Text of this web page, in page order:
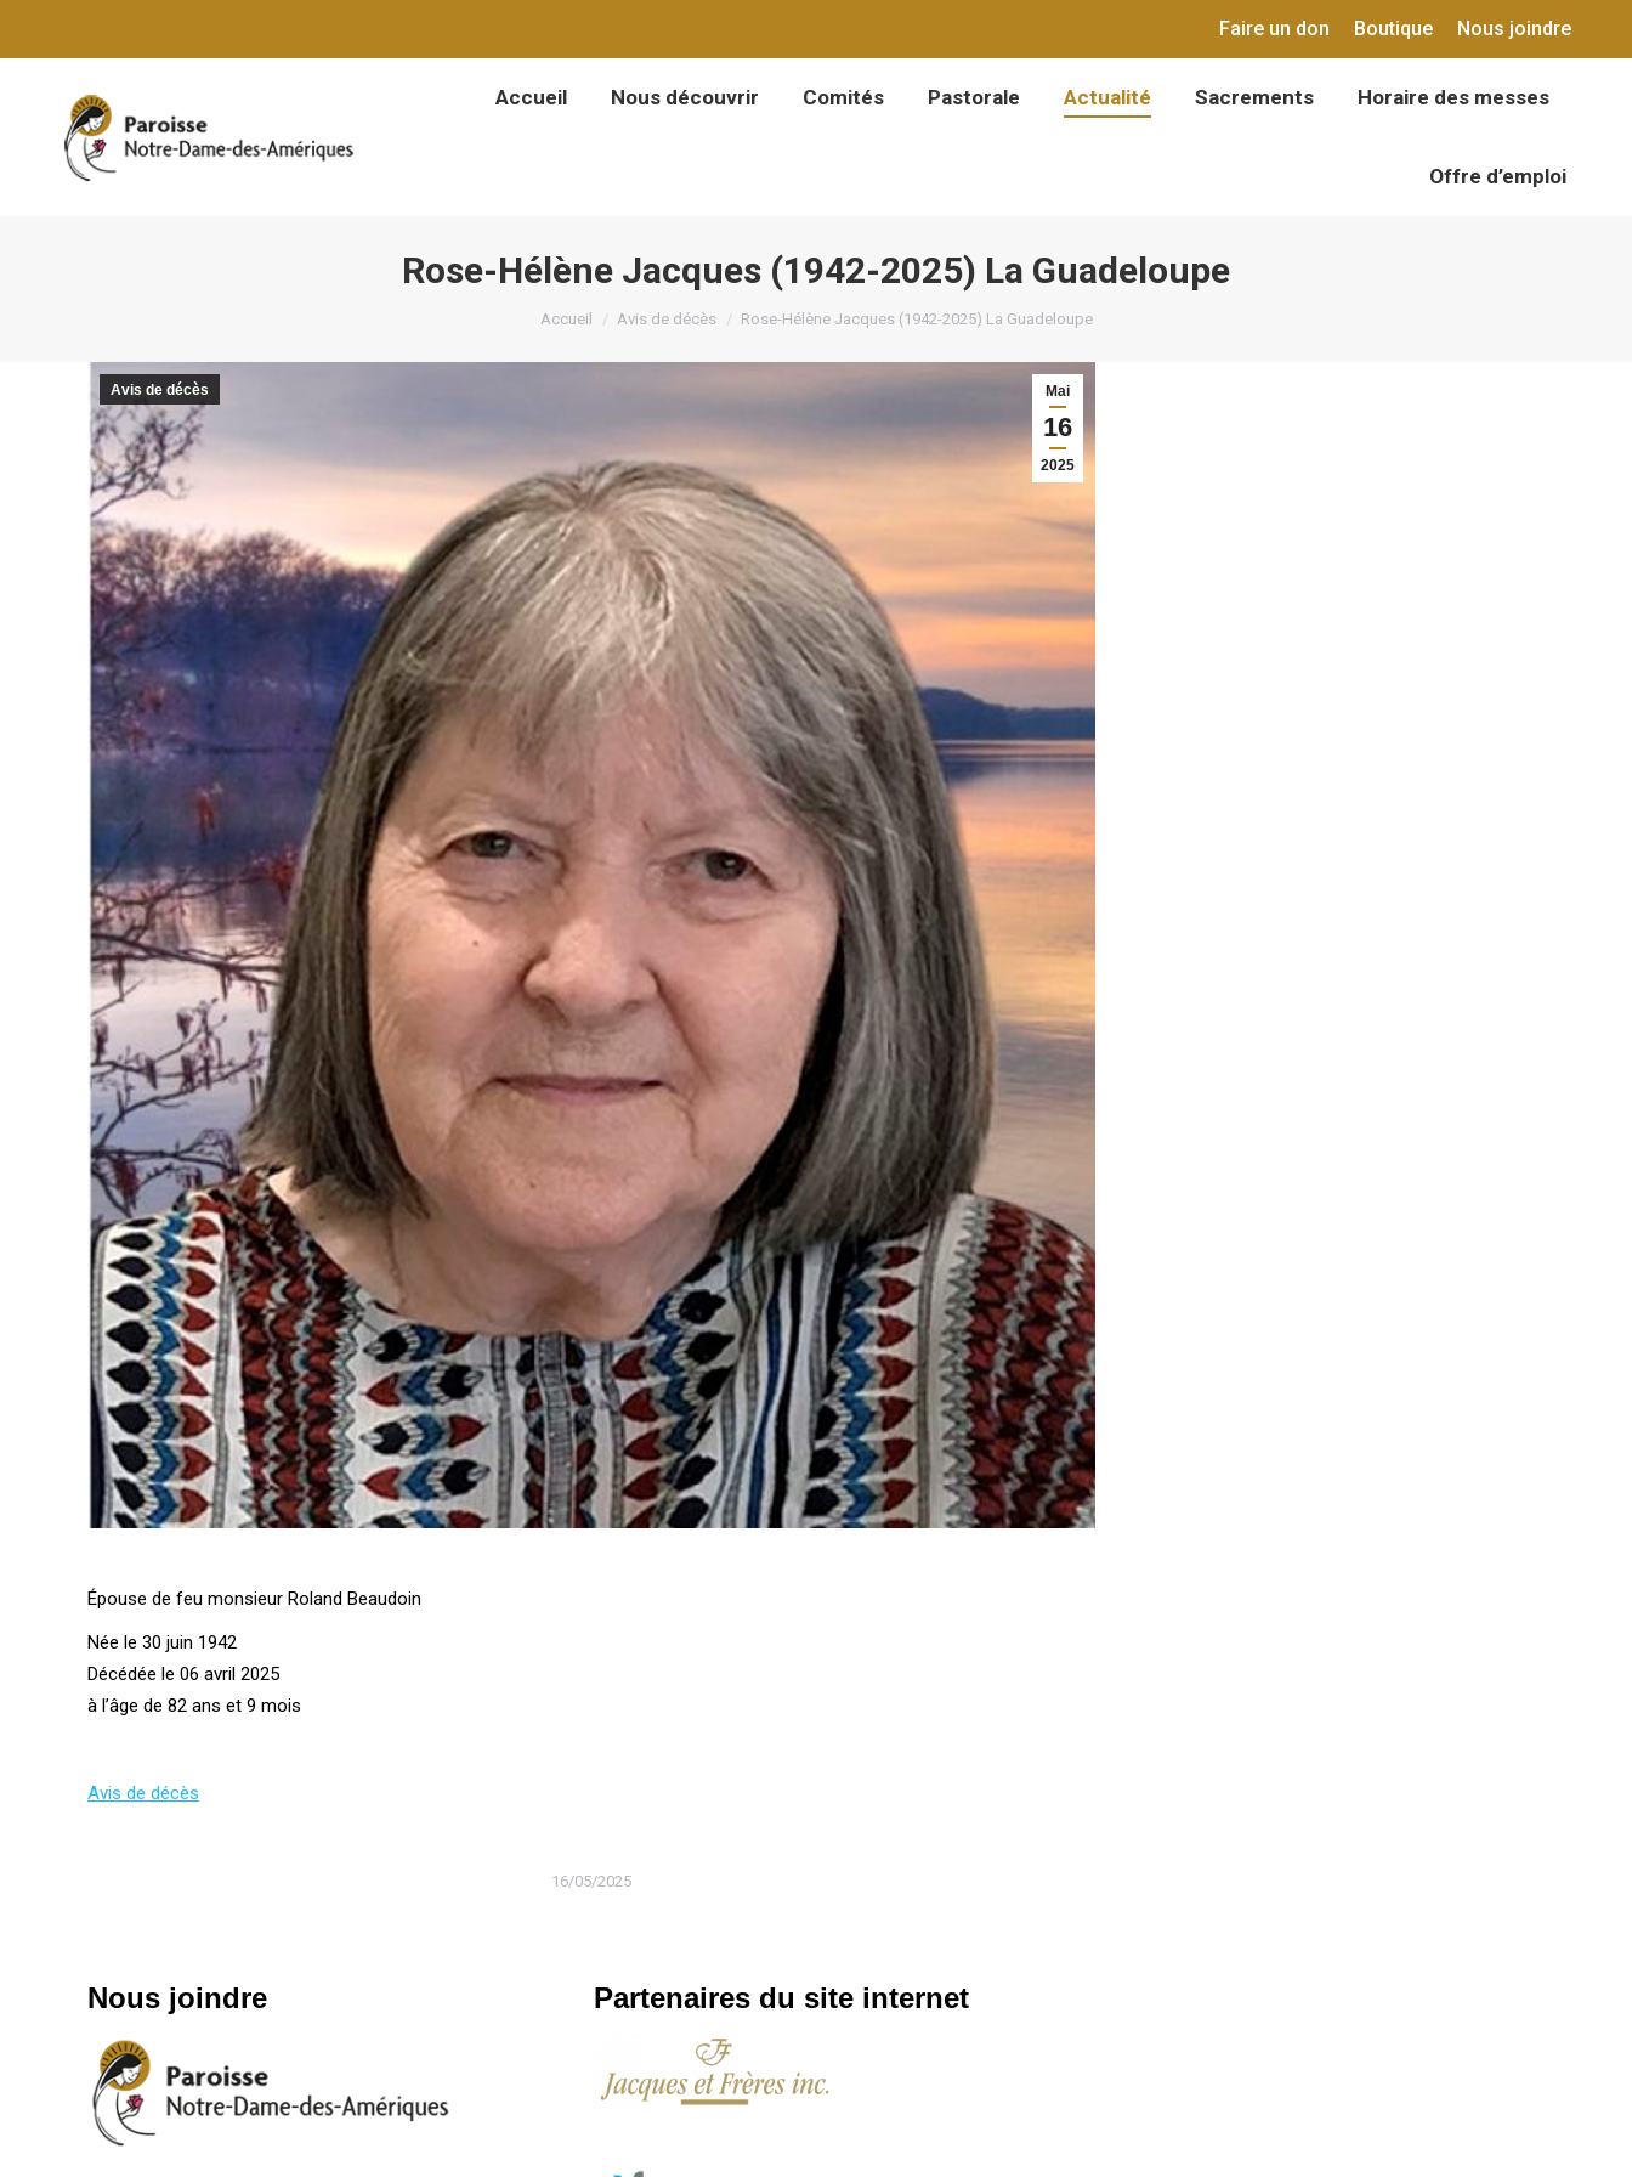
Faire un don Boutique Nous joindre
Accueil Nous découvrir Comités Pastorale Actualité Sacrements Horaire des messes
Offre d’emploi
Rose-Hélène Jacques (1942-2025) La Guadeloupe
Vous êtes ici :
Accueil Avis de décès Rose-Hélène Jacques (1942-2025) La Guadeloupe
Mai
16
2025
Avis de décès
Épouse de feu monsieur Roland Beaudoin
Née le 30 juin 1942
Décédée le 06 avril 2025
à l’âge de 82 ans et 9 mois
Avis de décès
16/05/2025
Nous joindre Partenaires du site internet
Sacrements Horaire des messes